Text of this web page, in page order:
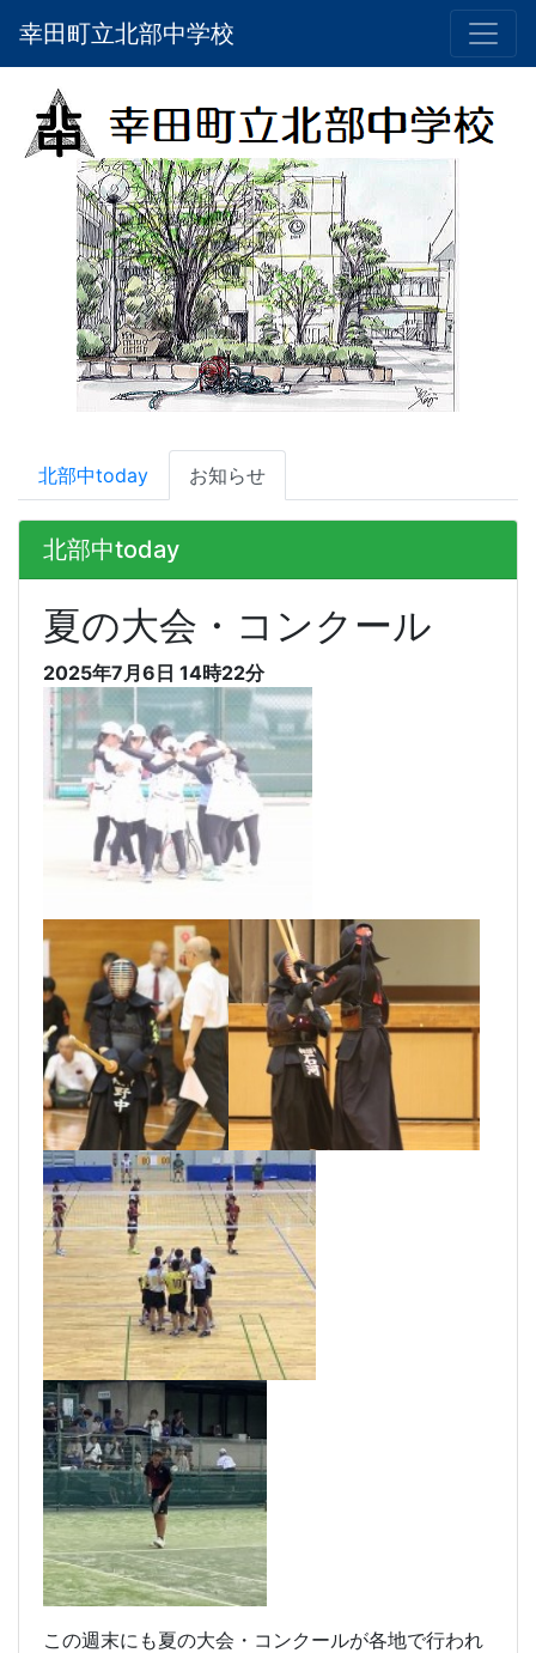
幸田町立北部中学校
北部中today お知らせ
北部中today
夏の大会・コンクール
2025年7月6日 14時22分
この週末にも夏の大会・コンクールが各地で行われ